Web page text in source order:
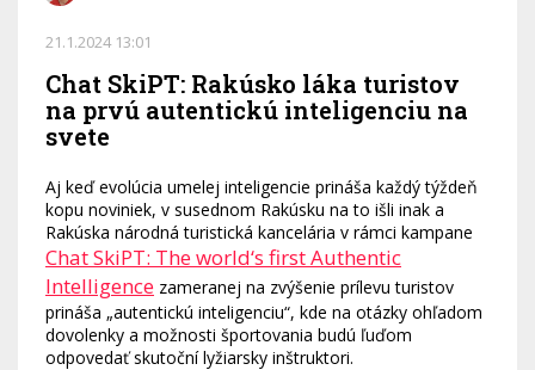
21.1.2024 13:01
Chat SkiPT: Rakúsko láka turistov
na prvú autentickú inteligenciu na
svete
Aj keď evolúcia umelej inteligencie prináša každý týždeň
kopu noviniek, v susednom Rakúsku na to išli inak a
Rakúska národná turistická kancelária v rámci kampane
Chat SkiPT: The world‘s first Authentic
Intelligence zameranej na zvýšenie prílevu turistov
prináša „autentickú inteligenciu“, kde na otázky ohľadom
dovolenky a možnosti športovania budú ľuďom
odpovedať skutoční lyžiarsky inštruktori.